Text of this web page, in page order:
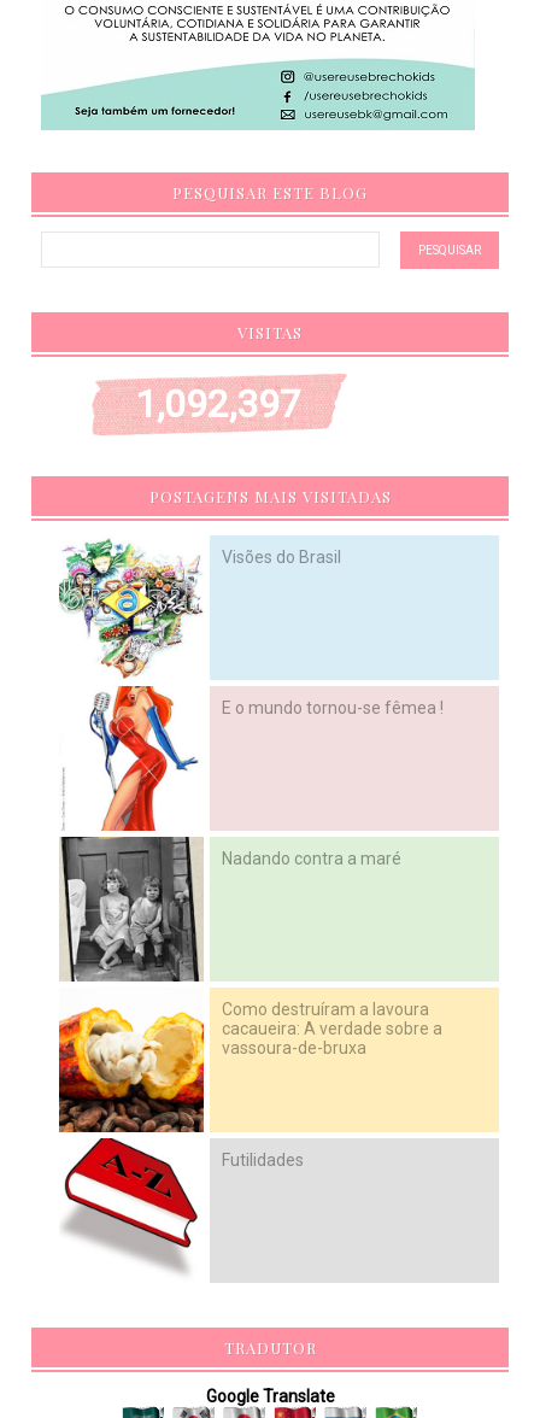
PESQUISAR ESTE BLOG
VISITAS
1,092,397
POSTAGENS MAIS VISITADAS
Visões do Brasil
E o mundo tornou-se fêmea !
Nadando contra a maré
Como destruíram a lavoura
cacaueira: A verdade sobre a
vassoura-de-bruxa
Futilidades
TRADUTOR
Google Translate